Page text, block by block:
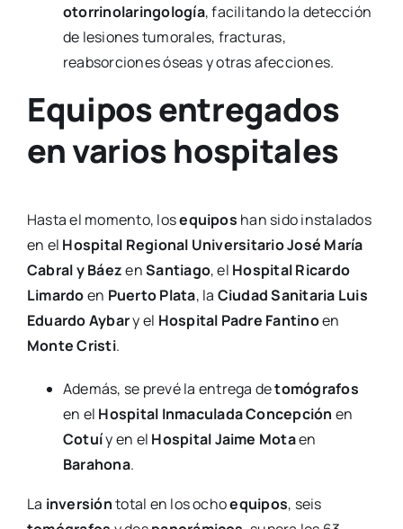
otorrinolaringología, facilitando la detección
de lesiones tumorales, fracturas,
reabsorciones óseas y otras afecciones.
Equipos entregados
en varios hospitales
Hasta el momento, losequipos han sido instalados
en el Hospital Regional Universitario José María
Cabral y BáezenSantiago, el Hospital Ricardo
Limardoen Puerto Plata, la Ciudad Sanitaria Luis
Eduardo Aybary el Hospital Padre Fantinoen
Monte Cristi.
Además, se prevé la entrega detomógrafos
en el Hospital Inmaculada Concepción en
Cotuíy en el Hospital Jaime Motaen
Barahona.
La inversióntotal en los ochoequipos, seis